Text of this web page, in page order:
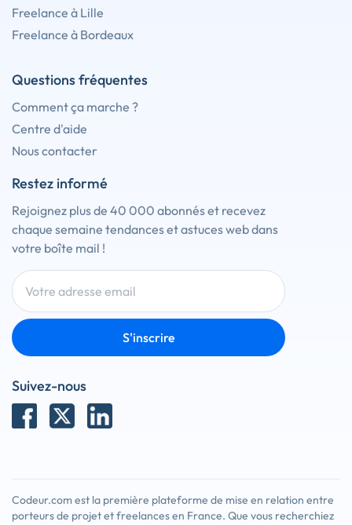
Freelance à Lille
Freelance à Bordeaux
Questions fréquentes
Comment ça marche ?
Centre d'aide
Nous contacter
Restez informé
Rejoignez plus de 40 000 abonnés et recevez
chaque semaine tendances et astuces web dans
votre boîte mail !
S'inscrire
Suivez-nous
Codeur.com est la première plateforme de mise en relation entre
porteurs de projet et freelances en France. Que vous recherchiez